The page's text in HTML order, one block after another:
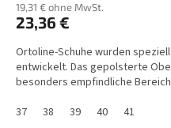
19,31 € ohne MwSt.
23,36 €
Ortoline-Schuhe wurden
entwickelt. Das gepolsterte
besonders empfindliche
37
38 39 40 41